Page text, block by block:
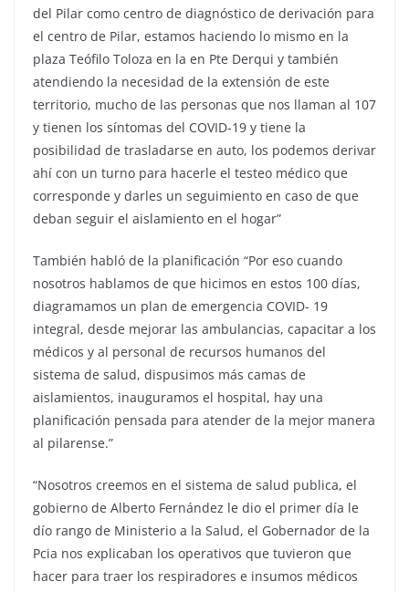
del Pilar como centro de diagnóstico de derivación para
el centro de Pilar, estamos haciendo lo mismo en la
plaza Teófilo Toloza en la en Pte Derqui y también
atendiendo la necesidad de la extensión de este
territorio, mucho de las personas que nos llaman al 107
y tienen los síntomas del COVID-19 y tiene la
posibilidad de trasladarse en auto, los podemos derivar
ahí con un turno para hacerle el testeo médico que
corresponde y darles un seguimiento en caso de que
deban seguir el aislamiento en el hogar”
También habló de la planificación “Por eso cuando
nosotros hablamos de que hicimos en estos 100 días,
diagramamos un plan de emergencia COVID- 19
integral, desde mejorar las ambulancias, capacitar a los
médicos y al personal de recursos humanos del
sistema de salud, dispusimos más camas de
aislamientos, inauguramos el hospital, hay una
planificación pensada para atender de la mejor manera
al pilarense.”
“Nosotros creemos en el sistema de salud publica, el
gobierno de Alberto Fernández le dio el primer día le
dío rango de Ministerio a la Salud, el Gobernador de la
Pcia nos explicaban los operativos que tuvieron que
hacer para traer los respiradores e insumos médicos